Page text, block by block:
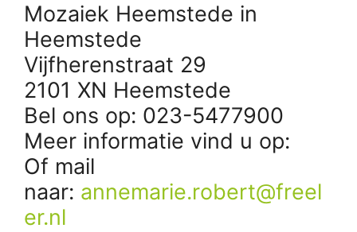
Mozaiek Heemstede in
Heemstede
Vijfherenstraat 29
2101 XN Heemstede
Bel ons op: 023-5477900
Meer informatie vind u op:
Of mail
naar: annemarie.robert@freel
er.nl